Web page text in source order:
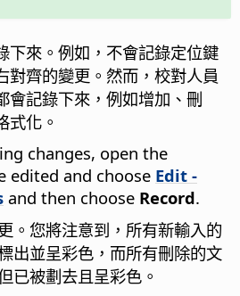
下來。例如，不會記錄定位鍵
對齊的變更。然而，校對人員
會記錄下來，例如增加、刪
式化。
changes, open the
edited and choose Edit -
and then choose Record.
。您將注意到，所有新輸入的
出並呈彩色，而所有刪除的文
已被劃去且呈彩色。